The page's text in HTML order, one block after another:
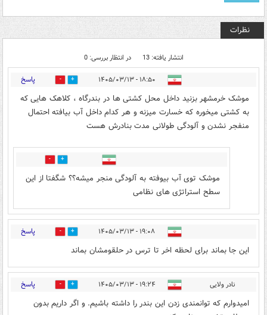
نظرات
انتشار یافته: 13 در انتظار بررسی: 0
۱۸:۵۰ - ۱۴۰۵/۰۳/۱۳ 1 پاسخ
موشک خرمشهر بزنید داخل محل کشتی ها در بندرگاه ، کلاهک هایی که
به کشتی میخوره که خسارت میزنه و هر کدام داخل آب بیافته احتمال
منفجر نشدن و آلودگی طولانی مدت بنادرش هست
1
موشک توی آب بیوفته به آلودگی منجر میشه؟؟ شگفتا از این
سطح استراتژی های نظامی
۱۹:۰۸ - ۱۴۰۵/۰۳/۱۳ 1 پاسخ
این جا بماند برای لحظه اخر تا ترس در حلقومشان بماند
نادر ولایی ۱۹:۲۴ - ۱۴۰۵/۰۳/۱۳ 1 پاسخ
امیدوارم که توانمندی زدن این بندر را داشته باشیم. و اگر داریم بدون